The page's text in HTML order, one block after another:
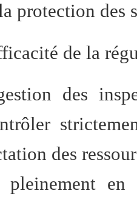
protection des
de la
des
des
pleinement